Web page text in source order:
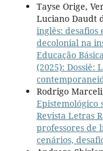
Tayse Orige,
Luciano Daudt
inglês:
decolonial na
Educação
(2025): Dossiê:
Rodrigo
Epistemológico
Revista Letras
professores de
cenários,